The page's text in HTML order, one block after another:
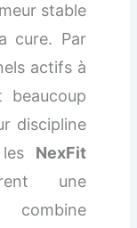
stable
cure. Par
actifs à
beaucoup
discipline
NexFit
une